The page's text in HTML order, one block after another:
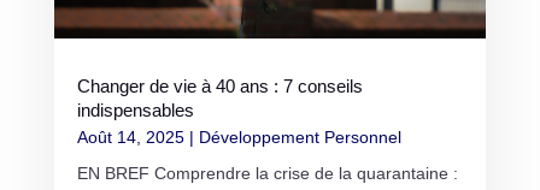
Changer de vie à 40 ans : 7 conseils
indispensables
Août 14, 2025| Développement Personnel
EN BREF Comprendre la crise de la quarantaine :